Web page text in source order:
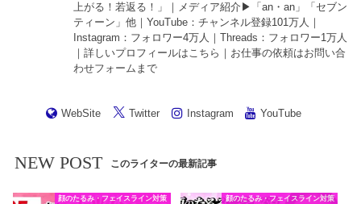
上がる！若返る！ 」｜メディア紹介▶︎「an・an」「セブン
ティーン」他｜YouTube ：チャンネル登録101万人｜
Instagram ：フォロワー4万人｜Threads ：フォロワー1万人
｜詳しいプロフィールはこちら ｜お仕事の依頼はお問い合
わせフォーム まで
WebSite Twitter Instagram YouTube
NEW POST このライターの最新記事
顔のたるみ・フェイスライン対策 顔のたるみ・フェイスライン対策